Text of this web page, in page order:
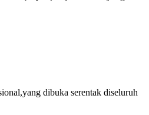
dibuka serentak diseluruh